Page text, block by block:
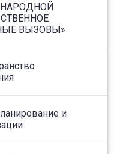
ВЫЗОВЫ»
и